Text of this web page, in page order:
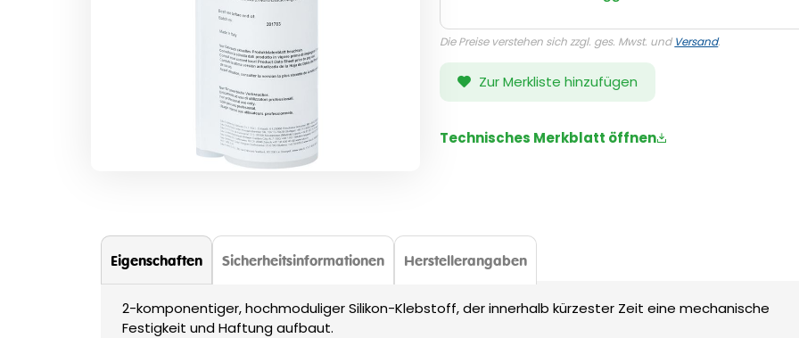
Bildergalerie
springen
Die Preise verstehen sich zzgl. ges. Mwst. und Versand.
Zur Merkliste hinzufügen
Technisches Merkblatt öffnen
Eigenschaften
2-komponentiger, hochmoduliger Silikon-Klebstoff, der innerhalb kürzester Zeit eine mechanische
Festigkeit und Haftung aufbaut.
Sicherheitsinformationen Herstellerangaben